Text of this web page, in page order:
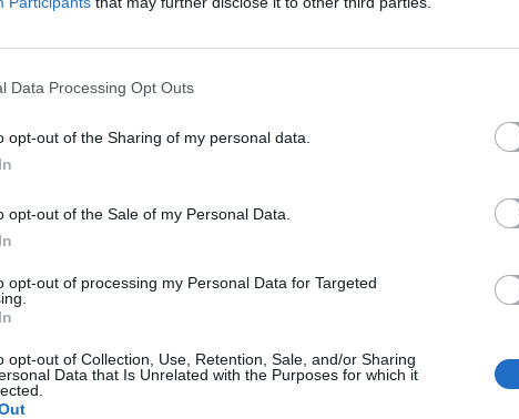
Data Processing Opt Outs
opt-out of the Sharing of my personal data.
opt-out of the Sale of my Personal Data.
opt-out of processing my Personal Data for Targeted
opt-out of Collection, Use, Retention, Sale, and/or Sharing
Data that Is Unrelated with the Purposes for which it
du med florsocker och oboý. Prova vetja.
med chokladbollssmet:
150 gram smör
2 dl florsocker
1 nypa salt